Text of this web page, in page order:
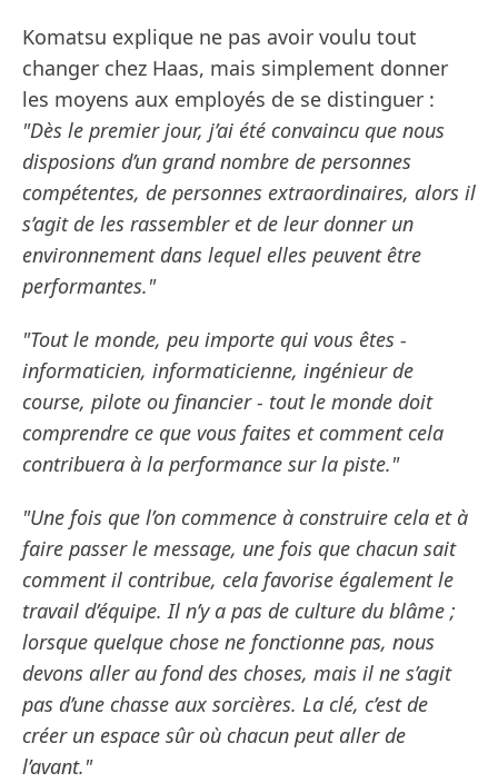
Komatsu explique ne pas avoir voulu tout
changer chez Haas, mais simplement donner
les moyens aux employés de se distinguer :
"Dès le premier jour, j’ai été convaincu que nous
disposions d’un grand nombre de personnes
compétentes, de personnes extraordinaires, alors il
s’agit de les rassembler et de leur donner un
environnement dans lequel elles peuvent être
performantes."
"Tout le monde, peu importe qui vous êtes -
informaticien, informaticienne, ingénieur de
course, pilote ou financier - tout le monde doit
comprendre ce que vous faites et comment cela
contribuera à la performance sur la piste."
"Une fois que l’on commence à construire cela et à
faire passer le message, une fois que chacun sait
comment il contribue, cela favorise également le
travail d’équipe. Il n’y a pas de culture du blâme ;
lorsque quelque chose ne fonctionne pas, nous
devons aller au fond des choses, mais il ne s’agit
pas d’une chasse aux sorcières. La clé, c’est de
créer un espace sûr où chacun peut aller de
l’avant."